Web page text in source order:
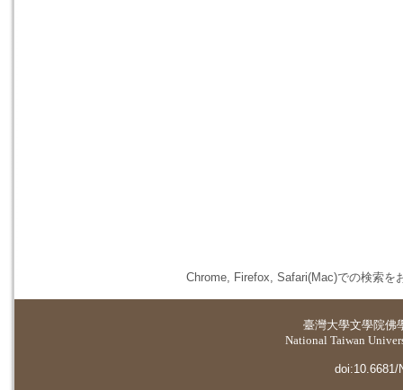
Chrome, Firefox, Safari(Mac)での検索を
臺灣大學文學院佛
National Taiwan
doi:10.6681/